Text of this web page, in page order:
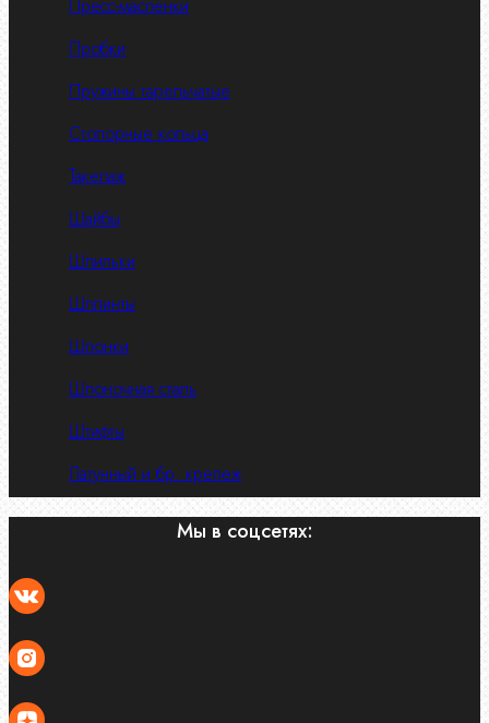
Пресс-масленки
Пробки
Пружины тарельчатые
Стопорные кольца
Такелаж
Шайбы
Шпильки
Шплинты
Шпонки
Шпоночная сталь
Штифты
Латунный и бр. крепеж
Мы в соцсетях: